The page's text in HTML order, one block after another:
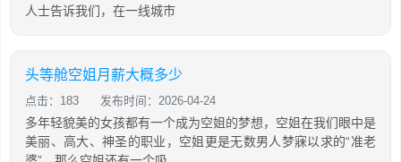
人士告诉我们，在一线城市
头等舱空姐月薪大概多少
点击：183 发布时间：2026-04-24
多年轻貌美的女孩都有一个成为空姐的梦想，空姐在我们眼中是
美丽、高大、神圣的职业，空姐更是无数男人梦寐以求的“准老